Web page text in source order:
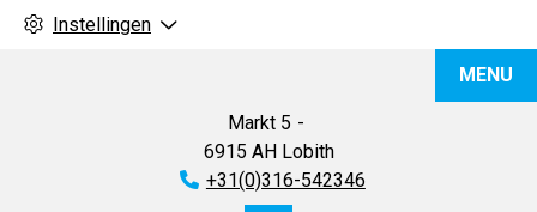
Instellingen
Markt 5
6915 AH Lobith
Tel:
+31(0)316-542346
MENU